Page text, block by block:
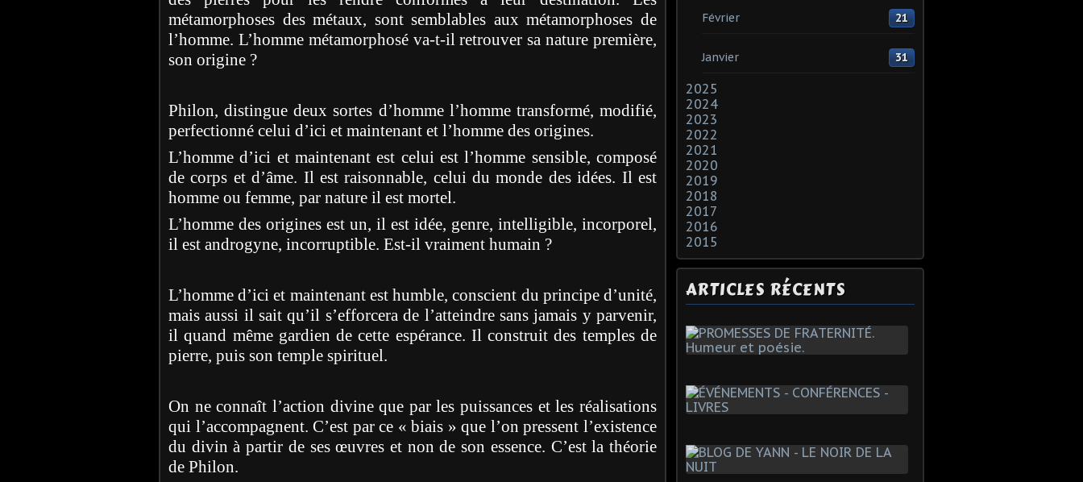
métamorphoses des métaux, sont semblables aux métamorphoses de
l’homme. L’homme métamorphosé va-t-il retrouver sa nature première,
son origine ?
Philon, distingue deux sortes d’homme l’homme transformé, modifié,
perfectionné celui d’ici et maintenant et l’homme des origines.
L’homme d’ici et maintenant est celui est l’homme sensible, composé
de corps et d’âme. Il est raisonnable, celui du monde des idées. Il est
homme ou femme, par nature il est mortel.
L’homme des origines est un, il est idée, genre, intelligible, incorporel,
il est androgyne, incorruptible. Est-il vraiment humain ?
L’homme d’ici et maintenant est humble, conscient du principe d’unité,
mais aussi il sait qu’il s’efforcera de l’atteindre sans jamais y parvenir,
il quand même gardien de cette espérance. Il construit des temples de
pierre, puis son temple spirituel.
On ne connaît l’action divine que par les puissances et les réalisations
qui l’accompagnent. C’est par ce « biais » que l’on pressent l’existence
du divin à partir de ses œuvres et non de son essence. C’est la théorie
de Philon.
Février 21
Janvier 31
2025
2024
2023
2022
2021
2020
2019
2018
2017
2016
2015
ARTICLES RÉCENTS